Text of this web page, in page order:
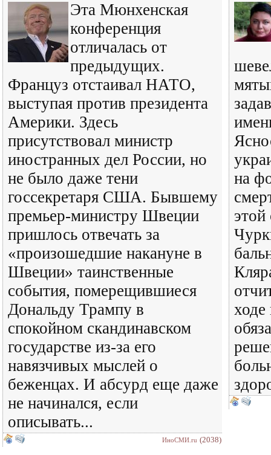
Эта Мюнхенская
конференция
отличалась от
предыдущих.
Француз отстаивал НАТО,
выступая против президента
Америки. Здесь
присутствовал министр
иностранных дел России, но
не было даже тени
госсекретаря США. Бывшему
премьер-министру Швеции
пришлось отвечать за
«произошедшие накануне в
Швеции» таинственные
события, померещившиеся
Дональду Трампу в
спокойном скандинавском
государстве из-за его
навязчивых мыслей о
беженцах. И абсурд еще даже
не начинался, если
описывать...
ИноСМИ.ru (2038)
на
этой
ходе